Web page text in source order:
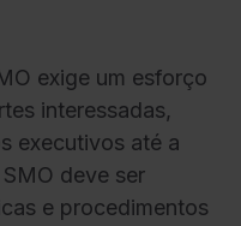
exige um esforço
interessadas,
executivos até a
deve ser
e procedimentos